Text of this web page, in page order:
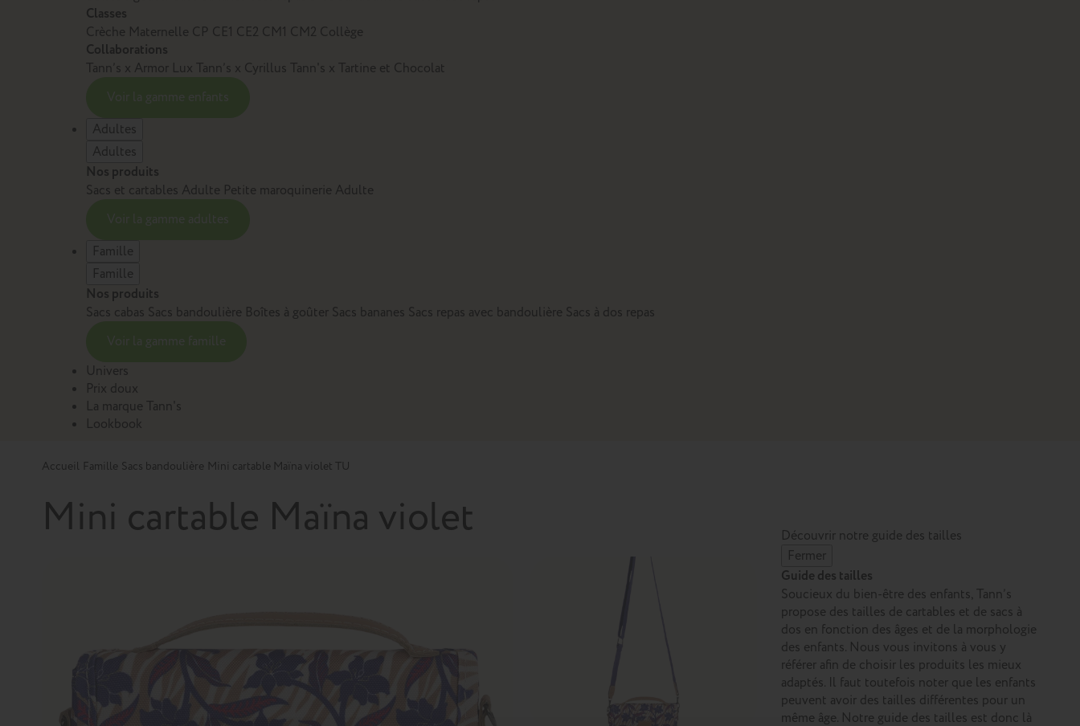
Classes
Crèche Maternelle CP CE1 CE2 CM1 CM2 Collège
Collaborations
Tann’s x Armor Lux Tann’s x Cyrillus Tann's x Tartine et Chocolat
Adultes
Adultes
Nos produits
Sacs et cartables Adulte Petite maroquinerie Adulte
Famille
Famille
Nos produits
Sacs cabas Sacs bandoulière Boîtes à goûter Sacs bananes Sacs repas avec bandoulière Sacs à dos repas
Univers
Prix doux
La marque Tann's
Lookbook
Accueil Famille Sacs bandoulière Mini cartable Maïna violet TU
Mini cartable Maïna violet
Découvrir notre guide des tailles
Fermer
Guide des tailles
Soucieux du bien-être des enfants, Tann’s
propose des tailles de cartables et de sacs à
dos en fonction des âges et de la morphologie
des enfants. Nous vous invitons à vous y
référer afin de choisir les produits les mieux
adaptés. Il faut toutefois noter que les enfants
peuvent avoir des tailles différentes pour un
même âge. Notre guide des tailles est donc là